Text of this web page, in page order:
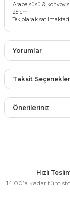
Objeler
Araba süsü & konvoy
25 cm
Tek olarak
Yorumlar
Taksit
Önerileriniz
Görüş veHızlı
14:00’a kadar tüm